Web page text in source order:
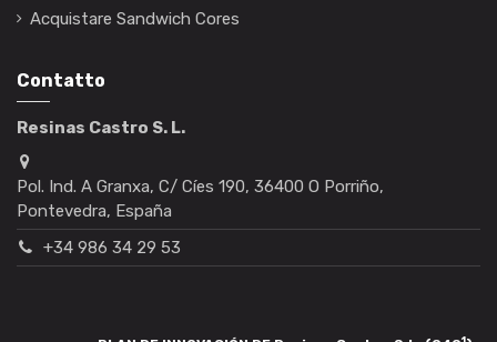
Acquistare Sandwich Cores
Contatto
Resinas Castro S. L.
Pol. Ind. A Granxa, C/ Cíes 190, 36400 O Porriño,
Pontevedra, España
+34 986 34 29 53